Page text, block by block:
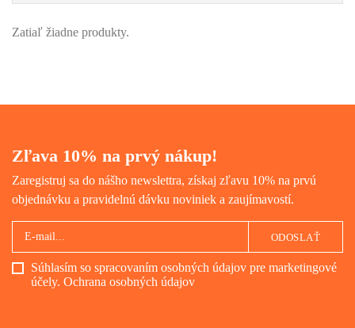
Zatiaľ žiadne produkty.
Zľava 10% na prvý nákup!
Zaregistruj sa do nášho newslettra, získaj zľavu 10% na prvú
objednávku a pravidelnú dávku noviniek a zaujímavostí.
Súhlasím so spracovaním osobných údajov pre marketingové
účely. Ochrana osobných údajov
ODOSLAŤ